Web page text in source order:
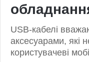
USB-кабелі
аксесуарами, які
користувачеві